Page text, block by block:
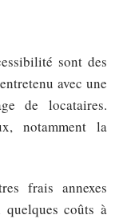
sont des
avec une
de locataires.
notamment la
frais annexes
coûts à